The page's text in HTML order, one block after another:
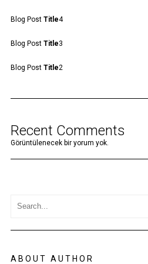
Blog Post Title4
Blog Post Title3
Blog Post Title2
Recent Comments
Görüntülenecek bir yorum yok.
ABOUT AUTHOR